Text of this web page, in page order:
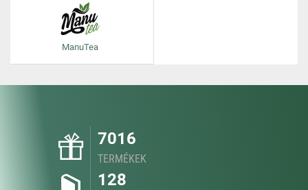
ManuTea
7016
TERMÉKEK
128